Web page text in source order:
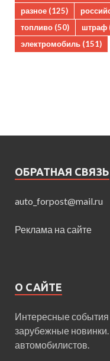
разное (125)
топливо (50) штраф
электромобиль (151)
ОБРАТНАЯ СВЯЗЬ
auto_forpost@mail.ru
Реклама на сайте
О САЙТЕ
Интересные события
зарубежные
автомобилистов.